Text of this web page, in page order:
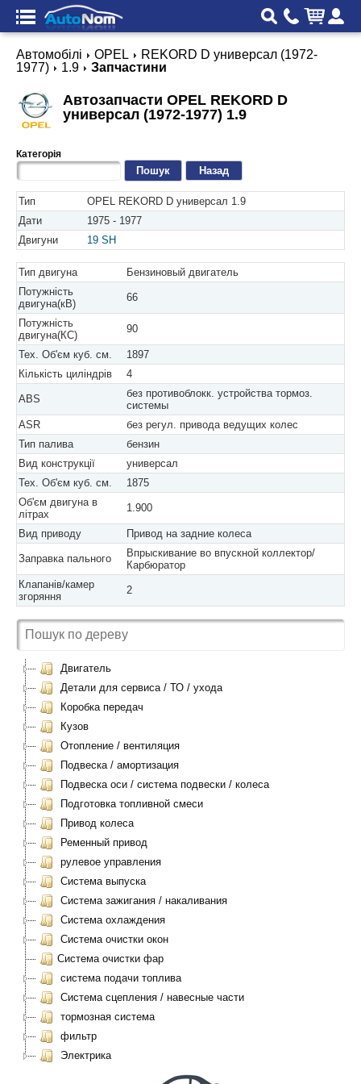
Автомобілі OPEL
REKORD D универсал (1972-
1977)
1.9 Запчастини
Автозапчасти OPEL REKORD D
универсал (1972-1977) 1.9
Категорія
Назад
Тип
OPEL REKORD D универсал 1.9
Дати
1975 - 1977
Двигуни
19 SH
Тип двигуна
Бензиновый двигатель
Потужність
двигуна(кВ)
66
Потужність
двигуна(КС)
90
Тех. Об'єм куб. см.
1897
Кількість циліндрів
4
ABS
без противоблокк. устройства тормоз.
системы
ASR
без регул. привода ведущих колес
Тип палива
бензин
Вид конструкції
универсал
Тех. Об'єм куб. см.
1875
Об'єм двигуна в
літрах
1.900
Вид приводу Привод на задние колеса
Заправка пального
Впрыскивание во впускной коллектор/
Карбюратор
Клапанів/камер
згоряння
2
Двигатель
Детали для сервиса / ТО / ухода
Коробка передач
Кузов
Отопление / вентиляция
Подвеска / амортизация
Подвеска оси / система подвески / колеса
Подготовка топливной смеси
Привод колеса
Ременный привод
рулевое управления
Система выпуска
Система зажигания / накаливания
Система охлаждения
Система очистки окон
Система очистки фар
система подачи топлива
Система сцепления / навесные части
тормозная система
фильтр
Электрика